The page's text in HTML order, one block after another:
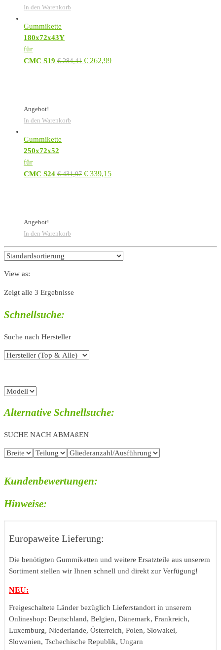
In den Warenkorb
Gummikette
180x72x43Y
für
CMC S19 €284,41 € 262,99
Angebot!
In den Warenkorb
Gummikette
250x72x52
für
CMC S24 €431,97 € 339,15
Angebot!
In den Warenkorb
View as:
Zeigt alle 3 Ergebnisse
Schnellsuche:
Suche nach Hersteller
Alternative Schnellsuche:
SUCHE NACH ABMAßEN
Kundenbewertungen:
Hinweise:
Europaweite Lieferung:
Die benötigten Gummiketten und weitere Ersatzteile aus unserem
Sortiment stellen wir Ihnen schnell und direkt zur Verfügung!
NEU:
Freigeschaltete Länder bezüglich Lieferstandort in unserem
Onlineshop: Deutschland, Belgien, Dänemark, Frankreich,
Luxemburg, Niederlande, Österreich, Polen, Slowakei,
Slowenien, Tschechische Republik, Ungarn